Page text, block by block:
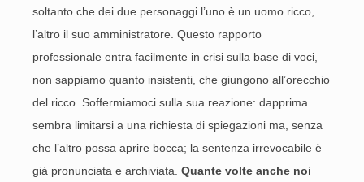
soltanto che dei due personaggi l’uno è un uomo ricco,
l’altro il suo amministratore. Questo rapporto
professionale entra facilmente in crisi sulla base di voci,
non sappiamo quanto insistenti, che giungono all’orecchio
del ricco. Soffermiamoci sulla sua reazione: dapprima
sembra limitarsi a una richiesta di spiegazioni ma, senza
che l’altro possa aprire bocca; la sentenza irrevocabile è
già pronunciata e archiviata. Quante volte anche noi